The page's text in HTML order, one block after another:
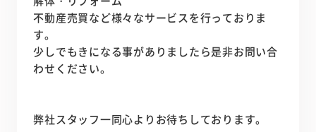
不動産売買など様々なサービスを行っておりま
す。
少しでもきになる事がありましたら是非お問い合
わせください。
弊社スタッフ一同心よりお待ちしております。